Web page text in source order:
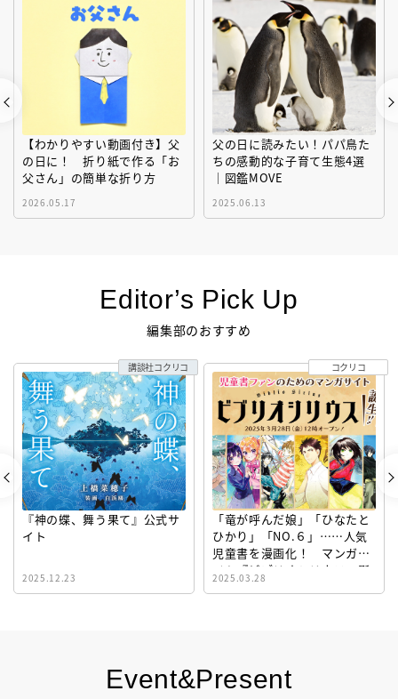
Event&Present
【わかりやすい動画付き】父
の日に！ 折り紙で作る「お
父さん」の簡単な折り方
2026.05.17
父の日に読みたい！パパ鳥た
ちの感動的な子育て生態4選
｜図鑑MOVE
2025.06.13
Editor’s Pick Up
編集部のおすすめ
『神の蝶、舞う果て』公式サ
イト
2025.12.23
講談社コクリコ
「竜が呼んだ娘」「ひなたと
ひかり」「NO.６」……人気
児童書を漫画化！ マンガサ
イト『ビブリオシリウス』誕
生！
2025.03.28
コクリコ